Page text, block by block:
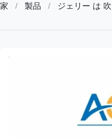
家 / 製品 / ジェリー は